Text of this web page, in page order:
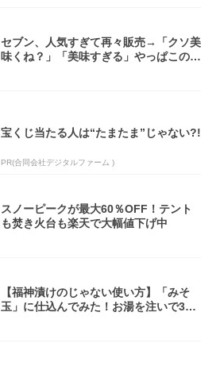
セブン、人気すぎて再々販売→「クソ美
味くね？」「美味すぎる」やっぱこのク
宝くじ当たる人は“たまたま”じゃない?!
PR(合同会社デジタルファーム )
スノーピークが最大60％OFF！テント
も焚き火台も楽天で大幅値下げ中
【福神漬けのじゃない使い方】「みそ
玉」に仕込んでみた！お湯を注いで30